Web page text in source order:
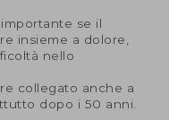
se il
insieme a dolore,
nello
collegato anche a
dopo i 50 anni.